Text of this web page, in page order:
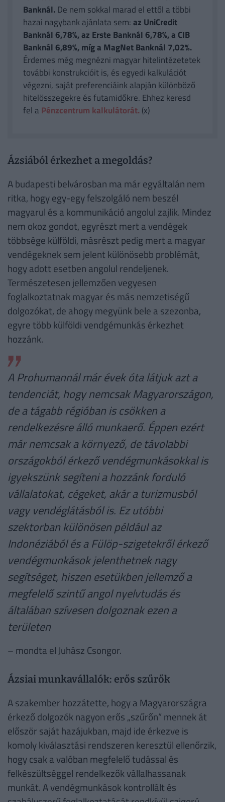
Banknál.De nem sokkal marad el ettől a többi
hazai nagybank ajánlata sem:az UniCredit
Banknál 6,78%, az Erste Banknál 6,78%, a CIB
Banknál 6,89%, míg a MagNet Banknál 7,02%.
Érdemes még megnézni magyar hitelintézetetek
további konstrukcióit is, és egyedi kalkulációt
végezni, saját preferenciáink alapján különböző
hitelösszegekre és futamidőkre. Ehhez keresd
fel a Pénzcentrum kalkulátorát. (x)
Ázsiából érkezhet a megoldás?
A budapesti belvárosban ma már egyáltalán nem
ritka, hogy egy-egy felszolgáló nem beszél
magyarul és a kommunikáció angolul zajlik. Mindez
nem okoz gondot, egyrészt mert a vendégek
többsége külföldi, másrészt pedig mert a magyar
vendégeknek sem jelent különösebb problémát,
hogy adott esetben angolul rendeljenek.
Természetesen jellemzően vegyesen
foglalkoztatnak magyar és más nemzetiségű
dolgozókat, de ahogy megyünk bele a szezonba,
egyre több külföldi vendgémunkás érkezhet
hozzánk.
A Prohumannál már évek óta látjuk azt a
tendenciát, hogy nemcsak Magyarországon,
de a tágabb régióban is csökken a
rendelkezésre álló munkaerő. Éppen ezért
már nemcsak a környező, de távolabbi
országokból érkező vendégmunkásokkal is
igyekszünk segíteni a hozzánk forduló
vállalatokat, cégeket, akár a turizmusból
vagy vendéglátásból is. Ez utóbbi
szektorban különösen például az
Indonéziából és a Fülöp-szigetekről érkező
vendégmunkások jelenthetnek nagy
segítséget, hiszen esetükben jellemző a
megfelelő szintű angol nyelvtudás és
általában szívesen dolgoznak ezen a
területen
– mondta el Juhász Csongor.
Ázsiai munkavállalók: erős szűrők
A szakember hozzátette, hogy a Magyarországra
érkező dolgozók nagyon erős „szűrőn” mennek át
először saját hazájukban, majd ide érkezve is
komoly kiválasztási rendszeren keresztül ellenőrzik,
hogy csak a valóban megfelelő tudással és
felkészültséggel rendelkezők vállalhassanak
munkát. A vendégmunkások kontrollált és